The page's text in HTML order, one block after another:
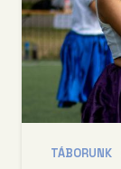
TÁBORUNK